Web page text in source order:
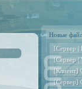
Новые
[Сервер |
[Сервер |
[Клиент]
[Сервер]